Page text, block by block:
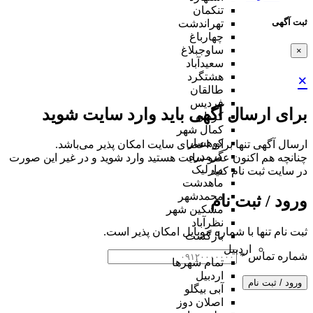
ثبت آگهی
×
×
برای ارسال آگهی باید وارد سایت شوید
ارسال آگهی تنها برای اعضای سایت امکان پذیر می‌باشد.
چنانچه هم‌ اکنون عضو سایت هستید وارد شوید و در غیر این صورت
در سایت ثبت نام کنید
ورود / ثبت نام
ثبت نام تنها با شماره موبایل امکان پذیر است.
شماره تماس*
ورود / ثبت نام
تنکمان
تهراندشت
چهارباغ
ساوجبلاغ
سعیدآباد
هشتگرد
طالقان
فردیس
کردان
کمال شهر
کوهسار
گرمدره
مارلیک
ماهدشت
محمدشهر
مشکین شهر
نظرآباد
بازگشت
اردبیل
تمام شهر‌ها
اردبیل
آبی بیگلو
اصلان دوز